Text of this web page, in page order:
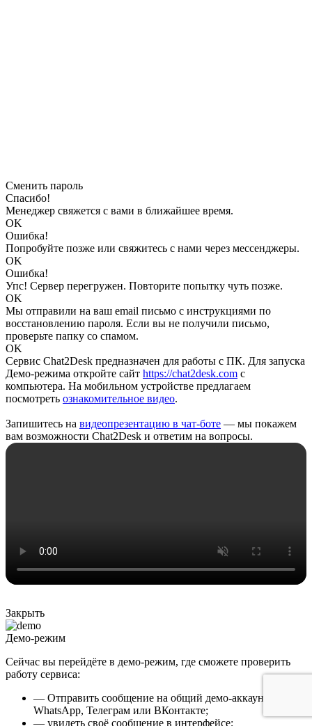
Сменить пароль
Спасибо!
Менеджер свяжется с вами в ближайшее время.
OK
Ошибка!
Попробуйте позже или свяжитесь с нами через мессенджеры.
OK
Ошибка!
Упс! Сервер перегружен. Повторите попытку чуть позже.
OK
Мы отправили на ваш email письмо с инструкциями по
восстановлению пароля. Если вы не получили письмо,
проверьте папку со спамом.
OK
Сервис Chat2Desk предназначен для работы с ПК. Для запуска
Демо-режима откройте сайт https://chat2desk.com с
компьютера. На мобильном устройстве предлагаем
посмотреть ознакомительное видео.
Запишитесь на видеопрезентацию в чат-боте — мы покажем
вам возможности Chat2Desk и ответим на вопросы.
Закрыть
Демо-режим
Сейчас вы перейдёте в демо-режим, где сможете проверить
работу сервиса:
— Отправить сообщение на общий демо-аккаунт в
WhatsApp, Телеграм или ВКонтакте;
— увидеть своё сообщение в интерфейсе;